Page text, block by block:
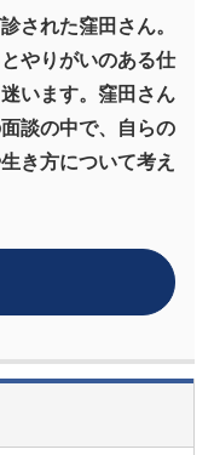
された窪田さん。
やりがいのある仕
います。窪田さん
談の中で、自らの
き方について考え